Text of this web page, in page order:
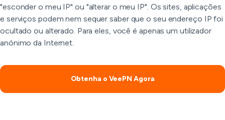
"esconder o meu IP" ou "alterar o meu IP". Os sites, aplicações
e serviços podem nem sequer saber que o seu endereço IP foi
ocultado ou alterado. Para eles, você é apenas um utilizador
anónimo da Internet.
Obtenha o VeePN Agora